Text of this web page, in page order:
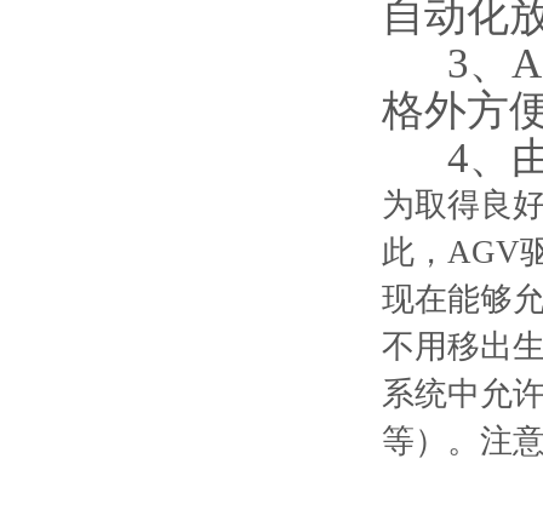
自动化
3、
格外方
4、由
为取得良
此，AGV
现在能够
不用移出
系统中允
等）。注